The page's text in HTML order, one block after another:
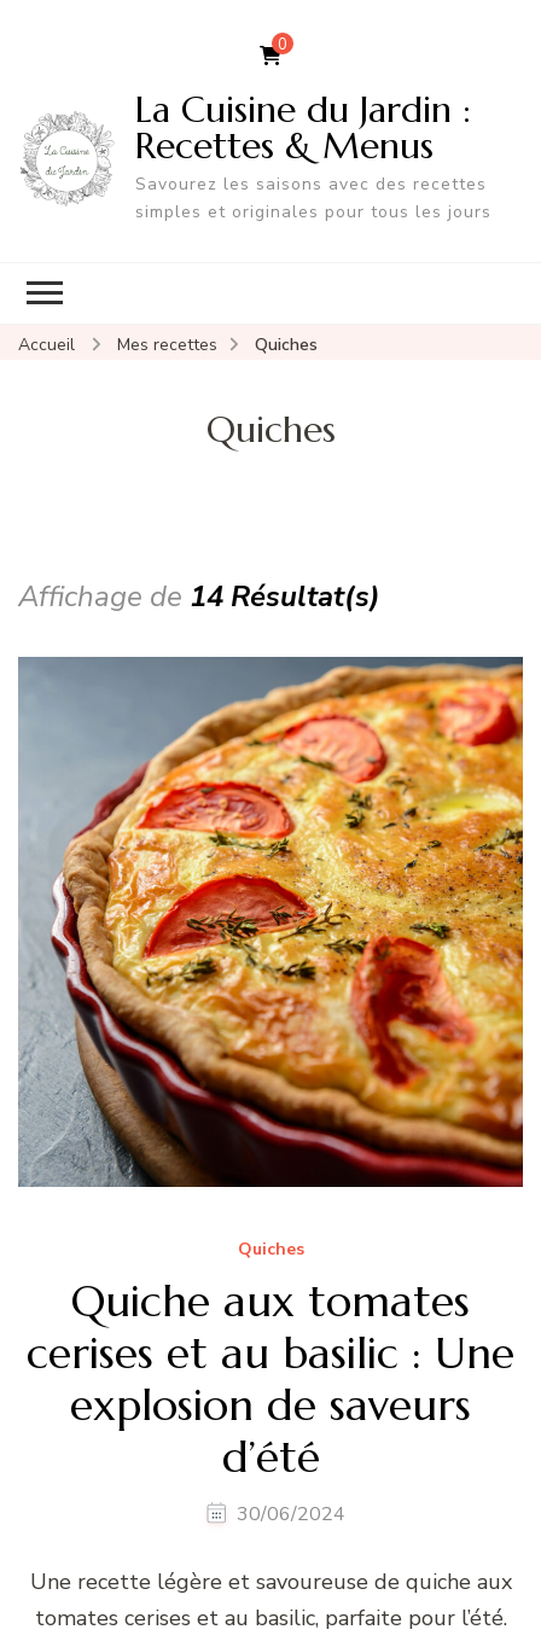
0
La Cuisine du Jardin :
Recettes & Menus
Savourez les saisons avec des recettes
simples et originales pour tous les jours
Accueil Mes recettes Quiches
Quiches
Affichage de 14 Résultat(s)
Quiches
Quiche aux tomates
cerises et au basilic : Une
explosion de saveurs
d’été
30/06/2024
Une recette légère et savoureuse de quiche aux
tomates cerises et au basilic, parfaite pour l’été.